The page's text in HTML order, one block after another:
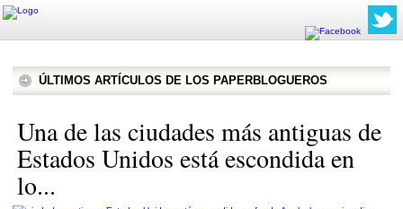
ÚLTIMOS ARTÍCULOS DE LOS PAPERBLOGUEROS
Una de las ciudades más antiguas de
Estados Unidos está escondida en
lo...